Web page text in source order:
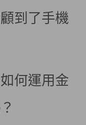
到了手機
何運用金